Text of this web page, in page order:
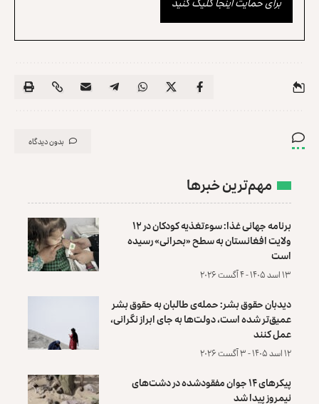
بدون دیدگاه
مهم‌ترین خبرها
برنامه جهانی غذا: سوءتغذیه کودکان در ۱۲
ولایت افغانستان به سطح «بحرانی» رسیده
است
۱۳ اسد ۱۴۰۵ - ۴ آگست ۲۰۲۶
دیدبان حقوق بشر: حمله‌ی طالبان به حقوق بشر
عمیق‌تر شده است، دولت‌ها به جای ابراز نگرانی،
عمل کنند
۱۲ اسد ۱۴۰۵ - ۳ آگست ۲۰۲۶
پیکرهای ۱۴ جوان مفقودشده در دشت‌های
نیمروز پیدا شد